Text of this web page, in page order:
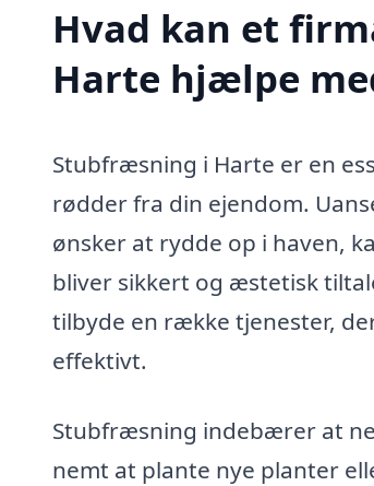
Hvad kan et
Harte hjælpe
Stubfræsning i Harte er en
rødder fra din ejendom.
ønsker at rydde op i haven,
bliver sikkert og æstetisk
tilbyde en række tjenester,
effektivt.
Stubfræsning indebærer at
nemt at plante nye planter